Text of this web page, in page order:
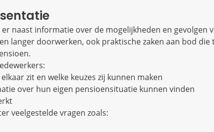
naast informatie over de mogelijkheden en gevolgen
langer doorwerken, ook praktische zaken aan bod die
zit en welke keuzes zij kunnen maken
over hun eigen pensioensituatie kunnen vinden
veelgestelde vragen zoals: